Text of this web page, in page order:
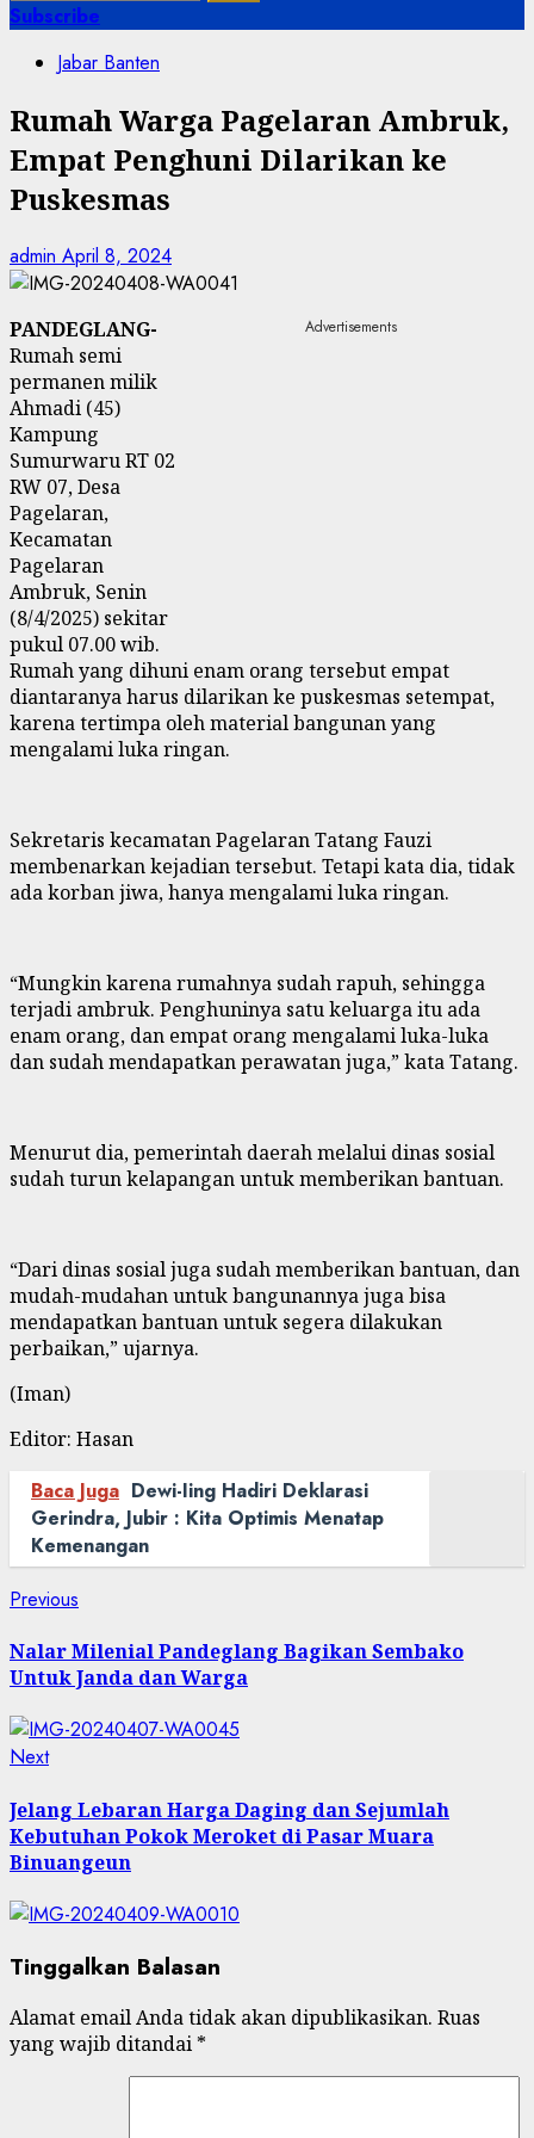
untuk:
Subscribe
Jabar Banten
Rumah Warga Pagelaran Ambruk,
Empat Penghuni Dilarikan ke
Puskesmas
admin April 8, 2024
Advertisements
PANDEGLANG-
Rumah semi
permanen milik
Ahmadi (45)
Kampung
Sumurwaru RT 02
RW 07, Desa
Pagelaran,
Kecamatan
Pagelaran
Ambruk, Senin
(8/4/2025) sekitar
pukul 07.00 wib.
Rumah yang dihuni enam orang tersebut empat
diantaranya harus dilarikan ke puskesmas setempat,
karena tertimpa oleh material bangunan yang
mengalami luka ringan.
Sekretaris kecamatan Pagelaran Tatang Fauzi
membenarkan kejadian tersebut. Tetapi kata dia, tidak
ada korban jiwa, hanya mengalami luka ringan.
“Mungkin karena rumahnya sudah rapuh, sehingga
terjadi ambruk. Penghuninya satu keluarga itu ada
enam orang, dan empat orang mengalami luka-luka
dan sudah mendapatkan perawatan juga,” kata Tatang.
Menurut dia, pemerintah daerah melalui dinas sosial
sudah turun kelapangan untuk memberikan bantuan.
“Dari dinas sosial juga sudah memberikan bantuan, dan
mudah-mudahan untuk bangunannya juga bisa
mendapatkan bantuan untuk segera dilakukan
perbaikan,” ujarnya.
(Iman)
Editor: Hasan
Baca Juga Dewi-Iing Hadiri Deklarasi
Gerindra, Jubir : Kita Optimis Menatap
Kemenangan
Post
navigation
Previous
Nalar Milenial Pandeglang Bagikan Sembako
Untuk Janda dan Warga
NextNext
Jelang Lebaran Harga Daging dan Sejumlah
Kebutuhan Pokok Meroket di Pasar Muara
Binuangeun
Tinggalkan Balasan
Alamat email Anda tidak akan dipublikasikan. Ruas
yang wajib ditandai *